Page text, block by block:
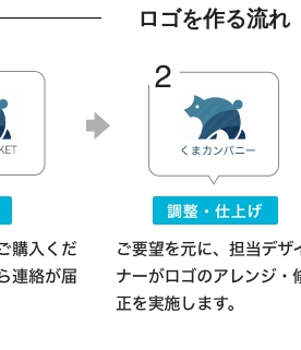
ロゴを作る流れ